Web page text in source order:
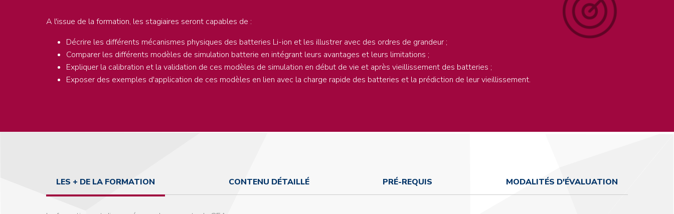
A l'issue de la formation, les stagiaires seront capables de :
Décrire les différents mécanismes physiques des batteries Li-ion et les illustrer avec des ordres de grandeur ;
Comparer les différents modèles de simulation batterie en intégrant leurs avantages et leurs limitations ;
Expliquer la calibration et la validation de ces modèles de simulation en début de vie et après vieillissement des batteries ;
Exposer des exemples d'application de ces modèles en lien avec la charge rapide des batteries et la prédiction de leur vieillissement.
LES + DE LA FORMATION CONTENU DÉTAILLÉ PRÉ-REQUIS MODALITÉS D'ÉVALUATION